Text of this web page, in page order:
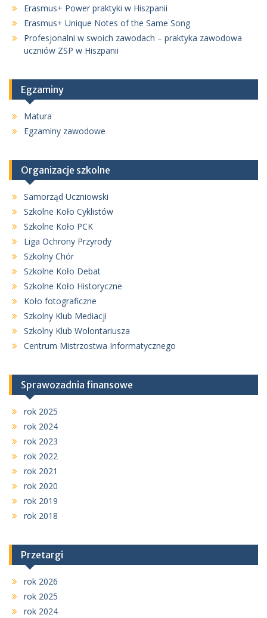
Erasmus+ Power praktyki w Hiszpanii
Erasmus+ Unique Notes of the Same Song
Profesjonalni w swoich zawodach – praktyka zawodowa
uczniów ZSP w Hiszpanii
Egzaminy
Matura
Egzaminy zawodowe
Organizacje szkolne
Samorząd Uczniowski
Szkolne Koło Cyklistów
Szkolne Koło PCK
Liga Ochrony Przyrody
Szkolny Chór
Szkolne Koło Debat
Szkolne Koło Historyczne
Koło fotograficzne
Szkolny Klub Mediacji
Szkolny Klub Wolontariusza
Centrum Mistrzostwa Informatycznego
Sprawozadnia finansowe
rok 2025
rok 2024
rok 2023
rok 2022
rok 2021
rok 2020
rok 2019
rok 2018
Przetargi
rok 2026
rok 2025
rok 2024